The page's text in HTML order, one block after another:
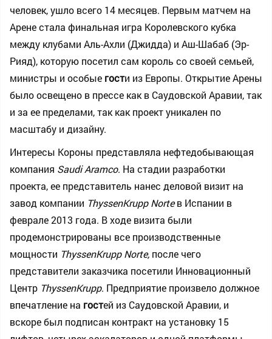
человек, ушло всего 14 месяцев. Первым матчем на
Арене стала финальная игра Королевского кубка
между клубами Аль-Ахли (Джидда) и Аш-Шабаб (Эр-
Рияд), которую посетил сам король со своей семьей,
министры и особые гости из Европы. Открытие Арены
было освещено в прессе как в Саудовской Аравии, так
и за ее пределами, так как проект уникален по
масштабу и дизайну.
Интересы Короны представляла нефтедобывающая
компания SaudiAramco. На стадии разработки
проекта, ее представитель нанес деловой визит на
завод компании ThyssenKrupp Norteв Испании в
феврале 2013 года. В ходе визита были
продемонстрированы все производственные
мощности ThyssenKrupp Norte, после чего
представители заказчика посетили Инновационный
Центр ThyssenKrupp. Предприятие произвело должное
впечатление на гостей из Саудовской Аравии, и
вскоре был подписан контракт на установку 15